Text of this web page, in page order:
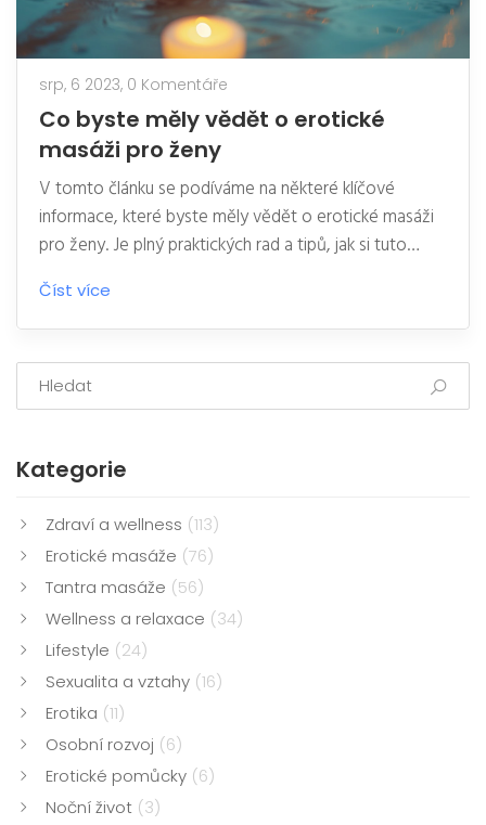
srp, 6 2023, 0 Komentáře
Co byste měly vědět o erotické
masáži pro ženy
V tomto článku se podíváme na některé klíčové
informace, které byste měly vědět o erotické masáži
pro ženy. Je plný praktických rad a tipů, jak si tuto
zkušenost co nejvíce užít. Zjistíme také, jaké mohou
být výhody eroické masáže pro vaše zdraví a pohodu.
Jako muž a bloger, který se zabývá touto tématikou,
věřím, že vám tyto informace mohou být velmi
užitečné.
Číst více
Kategorie
Zdraví a wellness (113)
Erotické masáže (76)
Tantra masáže (56)
Wellness a relaxace (34)
Lifestyle (24)
Sexualita a vztahy (16)
Erotika (11)
Osobní rozvoj (6)
Erotické pomůcky (6)
Noční život (3)